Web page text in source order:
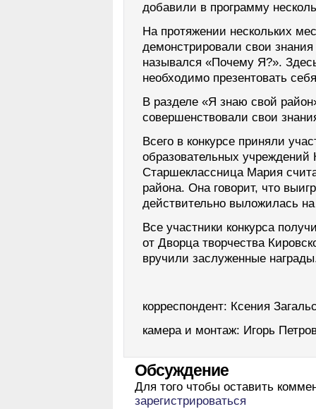
добавили в программу
На протяжении нескольких
демонстрировали свои
назывался «Почему Я?».
необходимо презентовать
В разделе «Я знаю свой
совершенствовали свои
Всего в конкурсе приняли
образовательных учреждений
Старшеклассница Мария
района. Она говорит, что
действительно выложилась
Все участники конкурса
от Дворца творчества
вручили заслуженные
корреспондент: Ксения
камера и монтаж: Игорь
Обсуждение
Для того чтобы оставить
зарегистрироваться